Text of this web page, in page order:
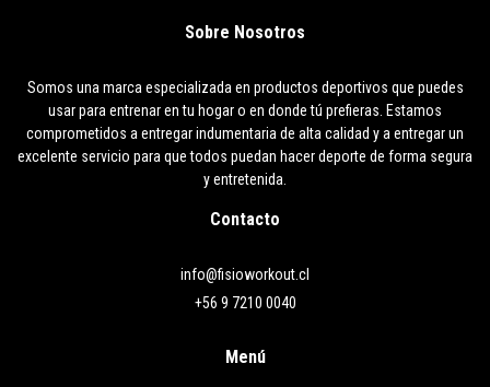
Sobre Nosotros
Somos una marca especializada en productos deportivos que puedes
usar para entrenar en tu hogar o en donde tú prefieras. Estamos
comprometidos a entregar indumentaria de alta calidad y a entregar un
excelente servicio para que todos puedan hacer deporte de forma segura
y entretenida.
Contacto
info@fisioworkout.cl
+56 9 7210 0040
Menú